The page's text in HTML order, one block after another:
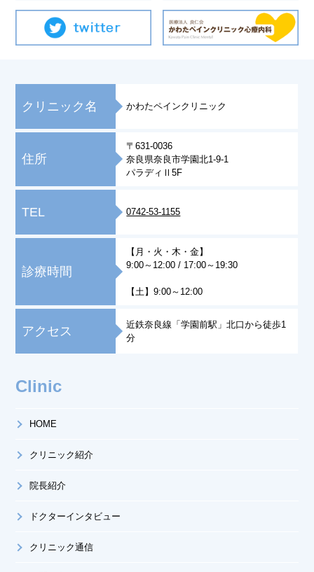
Clinic
HOME
クリニック紹介
院長紹介
ドクターインタビュー
クリニック通信
クリニック名 かわたペインクリニック
住所
〒631-0036
奈良県奈良市学園北1-9-1
パラディⅡ5F
TEL 0742-53-1155
診療時間
【月・火・木・金】
9:00～12:00 / 17:00～19:30
【土】9:00～12:00
アクセス
近鉄奈良線「学園前駅」北口から徒歩1
分